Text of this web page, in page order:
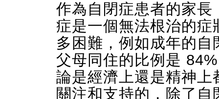
作為自閉症患者的家
症是一個無法根治的症
多困難，例如成年的自
父母同住的比例是
論是經濟上還是精神
關注和支持的，除了自